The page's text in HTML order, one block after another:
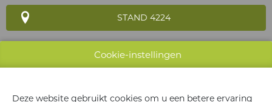
STAND 4224
Cookie-instellingen
Deze website gebruikt cookies om u een betere ervaring